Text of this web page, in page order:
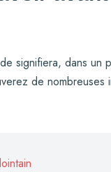
signifiera, dans un
de nombreuses